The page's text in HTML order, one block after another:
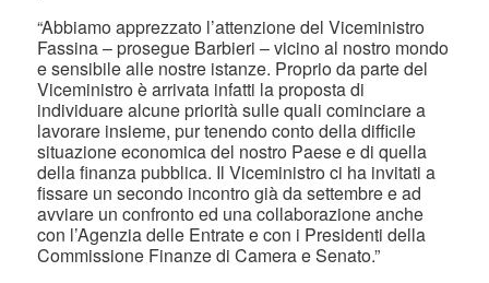
“Abbiamo apprezzato l’attenzione del Viceministro
Fassina – prosegue Barbieri – vicino al nostro mondo
e sensibile alle nostre istanze. Proprio da parte del
Viceministro è arrivata infatti la proposta di
individuare alcune priorità sulle quali cominciare a
lavorare insieme, pur tenendo conto della difficile
situazione economica del nostro Paese e di quella
della finanza pubblica. Il Viceministro ci ha invitati a
fissare un secondo incontro già da settembre e ad
avviare un confronto ed una collaborazione anche
con l’Agenzia delle Entrate e con i Presidenti della
Commissione Finanze di Camera e Senato.”